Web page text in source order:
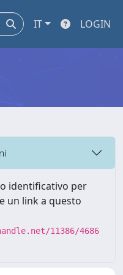
IT LOGIN
identificativo per
un link a questo
11386/4686